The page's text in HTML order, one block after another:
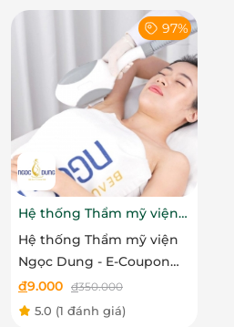
Không gian hiện đại -
Đặt chân đến bất kỳ cơ sở
khách hàng đều cảm nhận
từng chi tiết. Không gian
nét tinh tế đem đến cảm
như đang bước vào một khu
thành phố. Từ hương thơm
nhẹ đến âm nhạc êm ái - tất
hòa để nâng tầm trải nghiệm
97%
Hệ thống Thẩm mỹ viện
Ngọc Dung
Hệ thống Thẩm mỹ viện
Ngọc Dung - E-Coupon
ưu đãi trải nghiệm dịch
vụ Triệt lông nách hoặc
đ9.000 đ350.000
5.0 (1 đánh giá)